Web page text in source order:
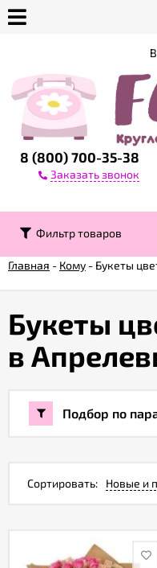
магазине
Доставка
Контакты
Гарантии
Акции
заказ
8 (800) 700-35-38
Заказать звонок
Фильтр товаров
Главная - Кому - Букеты
Букеты
в
Подбор по
Сортировать: Новые и